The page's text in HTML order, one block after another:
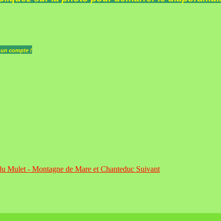
compte !
Mulet - Montagne de Mare et Chanteduc Suivant